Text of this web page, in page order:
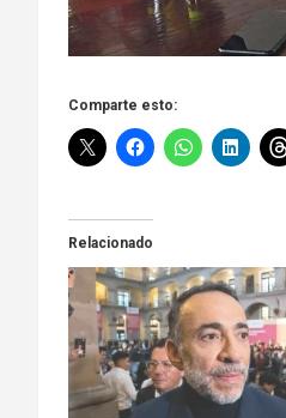
Comparte esto:
Relacionado